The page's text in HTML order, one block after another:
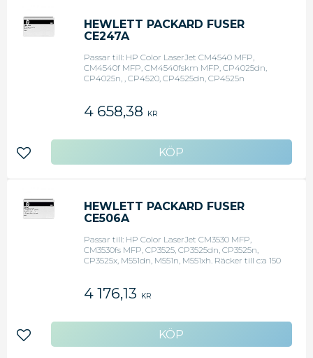
HEWLETT PACKARD FUSER
CE247A
Passar till: HP Color LaserJet CM4540 MFP,
CM4540f MFP, CM4540fskm MFP, CP4025dn,
CP4025n, , CP4520, CP4525dn, CP4525n
4 658,38 KR
Lägg till i favoriter
HEWLETT PACKARD FUSER
CE506A
Passar till: HP Color LaserJet CM3530 MFP,
CM3530fs MFP, CP3525, CP3525dn, CP3525n,
CP3525x, M551dn, M551n, M551xh. Räcker till c:a 150
4 176,13 KR
Lägg till i favoriter